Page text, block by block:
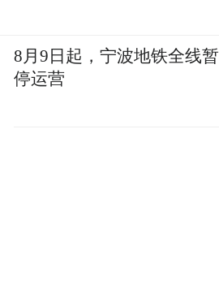
8月9日起，宁波地铁全线暂
停运营